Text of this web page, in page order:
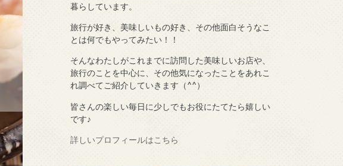
暮らしています。
旅行が好き、美味しいもの好き、その他面白そうなこ
とは何でもやってみたい！！
そんなわたしがこれまでに訪問した美味しいお店や、
旅行のことを中心に、その他気になったことをあれこ
れ調べてご紹介していきます（^^）
皆さんの楽しい毎日に少しでもお役にたてたら嬉しい
です♪
詳しいプロフィールはこちら